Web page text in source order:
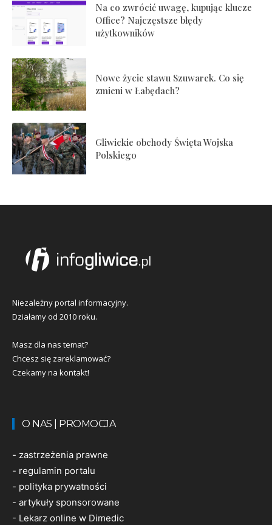
Na co zwrócić uwagę, kupując klucze
Office? Najczęstsze błędy
użytkowników
Nowe życie stawu Szuwarek. Co się
zmieni w Łabędach?
Gliwickie obchody Święta Wojska
Polskiego
Niezależny portal informacyjny.
Działamy od 2010 roku.
Masz dla nas temat?
Chcesz się zareklamować?
Czekamy na kontakt!
O NAS | PROMOCJA
- zastrzeżenia prawne
- regulamin portalu
- polityka prywatności
- artykuły sponsorowane
- Lekarz online w Dimedic